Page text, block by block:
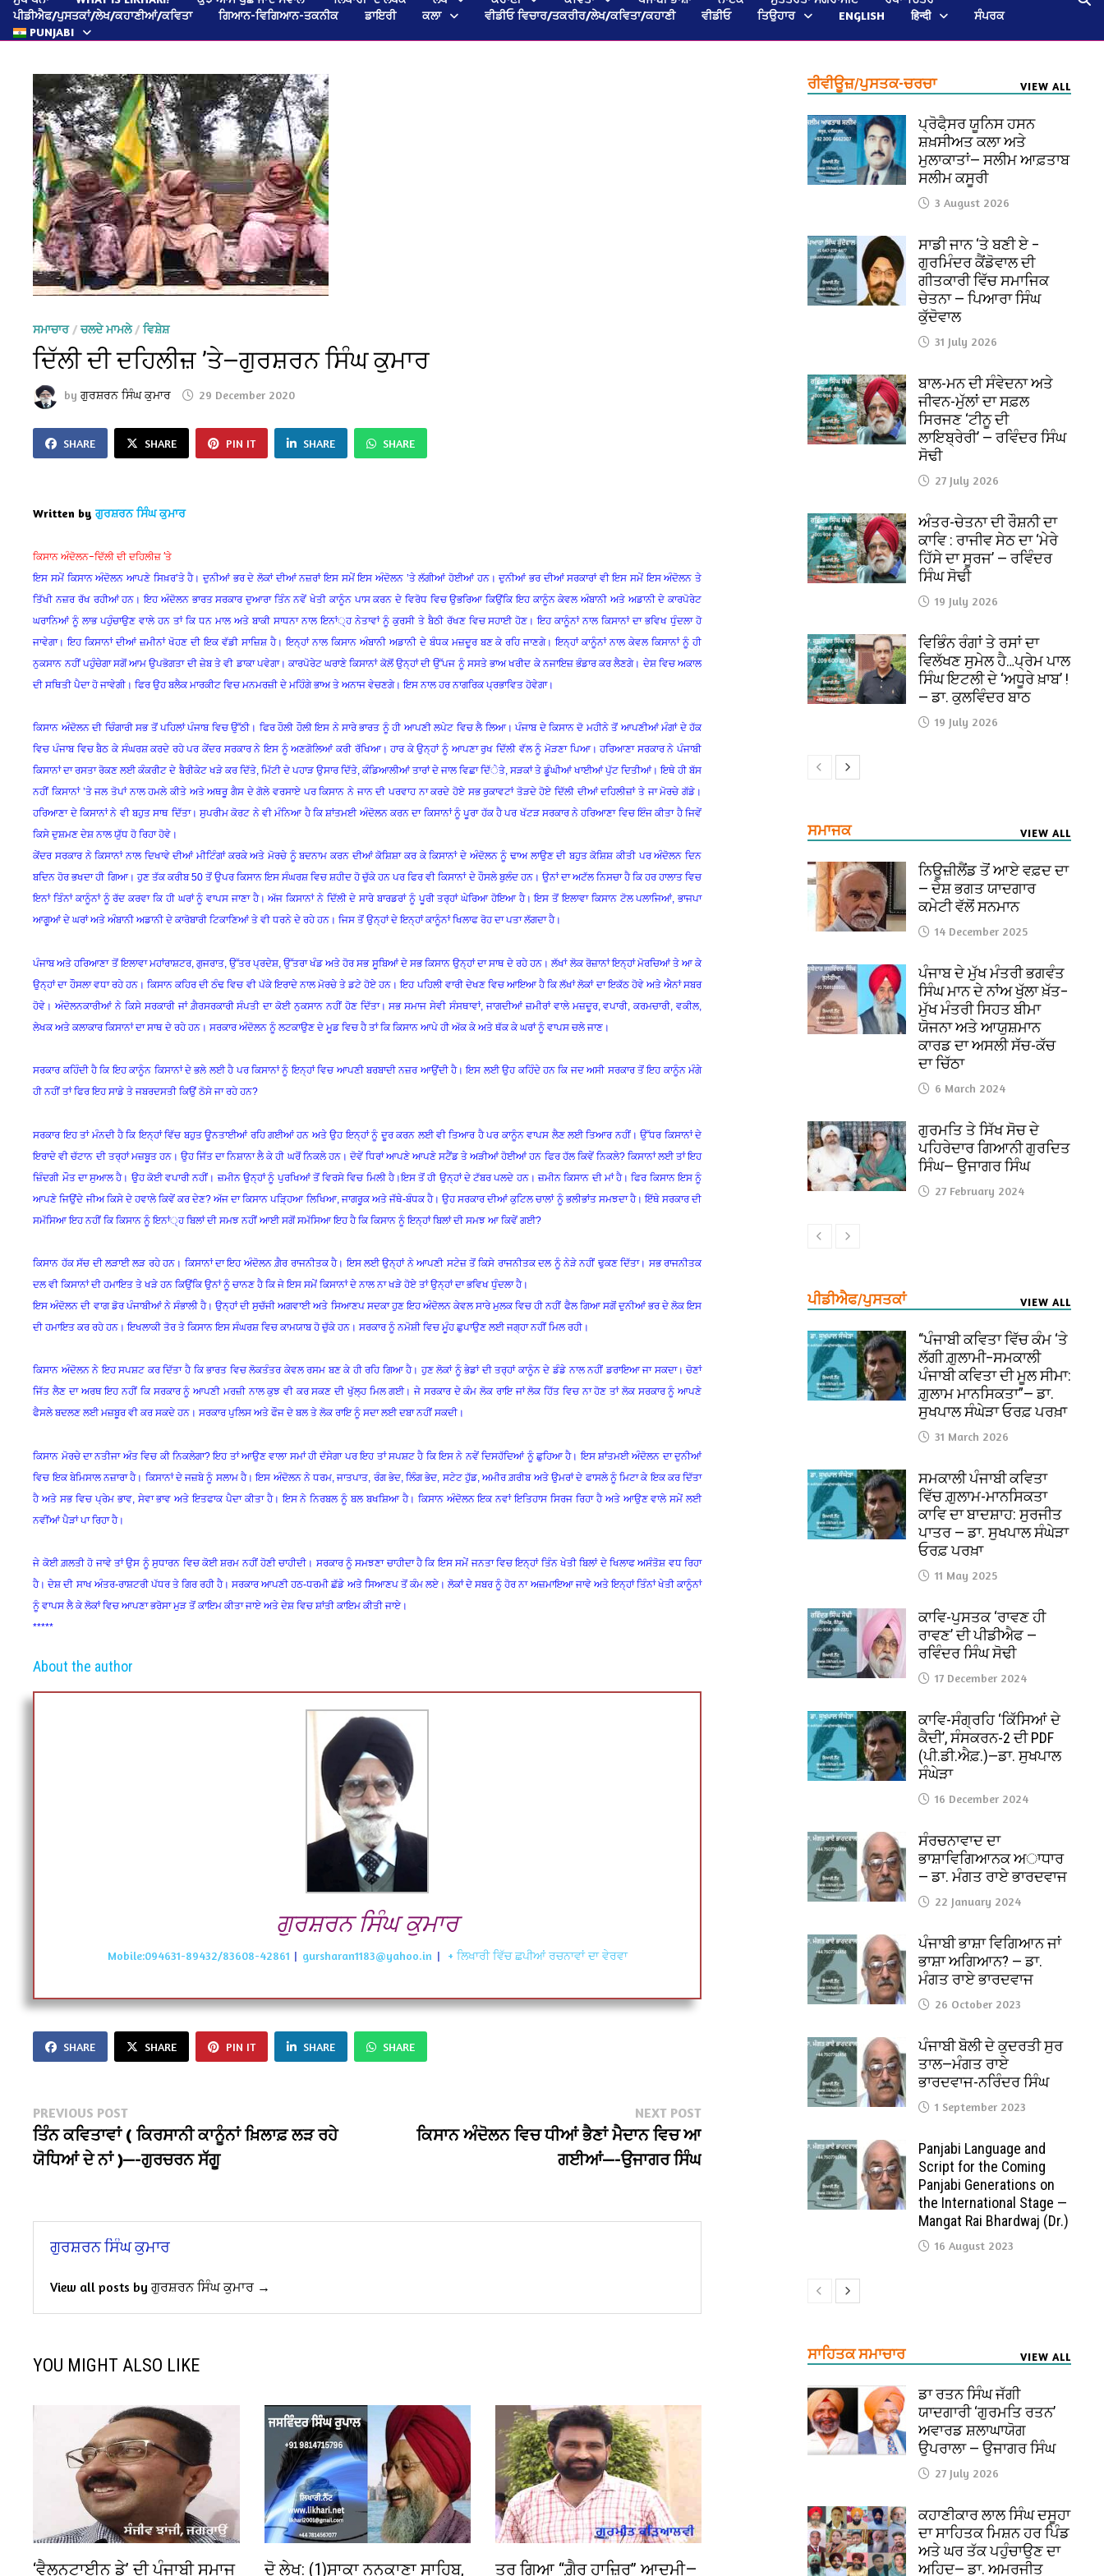
ਪੀਡੀਐਫ/ਪੁਸਤਕਾਂ/ਲੇਖ/ਕਹਾਣੀਆਂ/ਕਵਿਤਾ
ਗਿਆਨ-ਵਿਗਿਆਨ-ਤਕਨੀਕ ਡਾਇਰੀ ਕਲਾ ਵੀਡੀਓ ਵਿਚਾਰ/ਤਕਰੀਰ/ਲੇਖ/ਕਵਿਤਾ/ਕਹਾਣੀ ਵੀਡੀਓ ਤਿਉਹਾਰ ENGLISH हिन्दी
ਸੰਪਰਕ
PUNJABI
ਸਮਾਚਾਰ/ਚਲਦੇ ਮਾਮਲੇ/ਵਿਸ਼ੇਸ਼
ਦਿੱਲੀ ਦੀ ਦਹਿਲੀਜ਼ ’ਤੇ—ਗੁਰਸ਼ਰਨ ਸਿੰਘ ਕੁਮਾਰ
byਗੁਰਸ਼ਰਨ ਸਿੰਘ ਕੁਮਾਰ 29 December 2020
SHARE SHARE PIN IT SHARE SHARE
Written by ਗੁਰਸ਼ਰਨ ਸਿੰਘ ਕੁਮਾਰ
ਕਿਸਾਨ ਅੰਦੋਲਨ–ਦਿੱਲੀ ਦੀ ਦਹਿਲੀਜ਼ ’ਤੇ
ਇਸ ਸਮੇਂ ਕਿਸਾਨ ਅੰਦੋਲਨ ਆਪਣੇ ਸਿਖ਼ਰ’ਤੇ ਹੈ। ਦੁਨੀਆਂ ਭਰ ਦੇ ਲੋਕਾਂ ਦੀਆਂ ਨਜ਼ਰਾਂ ਇਸ ਸਮੇਂ ਇਸ ਅੰਦੋਲਨ ’ਤੇ ਲੱਗੀਆਂ ਹੋਈਆਂ ਹਨ। ਦੁਨੀਆਂ ਭਰ ਦੀਆਂ ਸਰਕਾਰਾਂ ਵੀ ਇਸ ਸਮੇਂ ਇਸ ਅੰਦੋਲਨ ਤੇ
ਤਿੱਖੀ ਨਜ਼ਰ ਰੱਖ ਰਹੀਆਂ ਹਨ। ਇਹ ਅੰਦੋਲਨ ਭਾਰਤ ਸਰਕਾਰ ਦੁਆਰਾ ਤਿੰਨ ਨਵੇਂ ਖੇਤੀ ਕਾਨੂੰਨ ਪਾਸ ਕਰਨ ਦੇ ਵਿਰੋਧ ਵਿਚ ਉਭਰਿਆ ਕਿਉਂਕਿ ਇਹ ਕਾਨੂੰਨ ਕੇਵਲ ਅੰਬਾਨੀ ਅਤੇ ਅਡਾਨੀ ਦੇ ਕਾਰਪੋਰੇਟ
ਘਰਾਨਿਆਂ ਨੂੰ ਲਾਭ ਪਹੁੰਚਾਉਣ ਵਾਲੇ ਹਨ ਤਾਂ ਕਿ ਧਨ ਮਾਲ ਅਤੇ ਬਾਕੀ ਸਾਧਨਾ ਨਾਲ ਇਨਾਂ੍ਹ ਨੇਤਾਵਾਂ ਨੂੰ ਕੁਰਸੀ ਤੇ ਬੈਠੀ ਰੱਖਣ ਵਿਚ ਸਹਾਈ ਹੋਣ। ਇਹ ਕਾਨੂੰਨਾਂ ਨਾਲ ਕਿਸਾਨਾਂ ਦਾ ਭਵਿਖ ਧੁੰਦਲਾ ਹੋ
ਜਾਵੇਗਾ। ਇਹ ਕਿਸਾਨਾਂ ਦੀਆਂ ਜ਼ਮੀਨਾਂ ਖੋਹਣ ਦੀ ਇਕ ਵੱਡੀ ਸਾਜ਼ਿਸ਼ ਹੈ। ਇਨ੍ਹਾਂ ਨਾਲ ਕਿਸਾਨ ਅੰਬਾਨੀ ਅਡਾਨੀ ਦੇ ਬੰਧਕ ਮਜ਼ਦੂਰ ਬਣ ਕੇ ਰਹਿ ਜਾਣਗੇ। ਇਨ੍ਹਾਂ ਕਾਨੂੰਨਾਂ ਨਾਲ ਕੇਵਲ ਕਿਸਾਨਾਂ ਨੂੰ ਹੀ
ਨੁਕਸਾਨ ਨਹੀਂ ਪਹੁੰਚੇਗਾ ਸਗੋਂ ਆਮ ਉਪਭੋਗਤਾ ਦੀ ਜ਼ੇਬ ਤੇ ਵੀ ਡਾਕਾ ਪਵੇਗਾ। ਕਾਰਪੋਰੇਟ ਘਰਾਣੇ ਕਿਸਾਨਾਂ ਕੋਲੋਂ ਉਨ੍ਹਾਂ ਦੀ ਉੱਪਜ ਨੂੰ ਸਸਤੇ ਭਾਅ ਖਰੀਦ ਕੇ ਨਜਾਇਜ਼ ਭੰਡਾਰ ਕਰ ਲੈਣਗੇ। ਦੇਸ਼ ਵਿਚ ਅਕਾਲ
ਦੀ ਸਥਿਤੀ ਪੈਦਾ ਹੋ ਜਾਵੇਗੀ। ਫਿਰ ਉਹ ਬਲੈਕ ਮਾਰਕੀਟ ਵਿਚ ਮਨਮਰਜ਼ੀ ਦੇ ਮਹਿੰਗੇ ਭਾਅ ਤੇ ਅਨਾਜ ਵੇਚਣਗੇ। ਇਸ ਨਾਲ ਹਰ ਨਾਗਰਿਕ ਪ੍ਰਭਾਵਿਤ ਹੋਵੇਗਾ।
ਕਿਸਾਨ ਅੰਦੋਲਨ ਦੀ ਚਿੰਗਾਰੀ ਸਭ ਤੋਂ ਪਹਿਲਾਂ ਪੰਜਾਬ ਵਿਚ ਉੱਠੀ। ਫਿਰ ਹੌਲੀ ਹੌਲੀ ਇਸ ਨੇ ਸਾਰੇ ਭਾਰਤ ਨੂੰ ਹੀ ਆਪਣੀ ਲਪੇਟ ਵਿਚ ਲੈ ਲਿਆ। ਪੰਜਾਬ ਦੇ ਕਿਸਾਨ ਦੋ ਮਹੀਨੇ ਤੋਂ ਆਪਣੀਆਂ ਮੰਗਾਂ ਦੇ ਹੱਕ
ਵਿਚ ਪੰਜਾਬ ਵਿਚ ਬੈਠ ਕੇ ਸੰਘਰਸ਼ ਕਰਦੇ ਰਹੇ ਪਰ ਕੇਂਦਰ ਸਰਕਾਰ ਨੇ ਇਸ ਨੂੰ ਅਣਗੋਲਿਆਂ ਕਰੀ ਰੱਖਿਆ। ਹਾਰ ਕੇ ਉਨ੍ਹਾਂ ਨੂੰ ਆਪਣਾ ਰੁਖ ਦਿੱਲੀ ਵੱਲ ਨੂੰ ਮੋੜਣਾ ਪਿਆ। ਹਰਿਆਣਾ ਸਰਕਾਰ ਨੇ ਪੰਜਾਬੀ
ਕਿਸਾਨਾਂ ਦਾ ਰਸਤਾ ਰੋਕਣ ਲਈ ਕੰਕਰੀਟ ਦੇ ਬੈਰੀਕੇਟ ਖੜੇ ਕਰ ਦਿੱਤੇ, ਮਿੱਟੀ ਦੇ ਪਹਾੜ ਉਸਾਰ ਦਿੱਤੇ, ਕੰਡਿਆਲੀਆਂ ਤਾਰਾਂ ਦੇ ਜਾਲ ਵਿਛਾ ਦਿੱੇਤੇ, ਸੜਕਾਂ ਤੇ ਡੂੰਘੀਆਂ ਖਾਈਆਂ ਪੁੱਟ ਦਿਤੀਆਂ। ਇਥੇ ਹੀ ਬੱਸ
ਨਹੀਂ ਕਿਸਾਨਾਂ ’ਤੇ ਜਲ ਤੋਪਾਂ ਨਾਲ ਹਮਲੇ ਕੀਤੇ ਅਤੇ ਅਥਰੂ ਗੈਸ ਦੇ ਗੋਲੇ ਵਰਸਾਏ ਪਰ ਕਿਸਾਨ ਨੇ ਜਾਨ ਦੀ ਪਰਵਾਹ ਨਾ ਕਰਦੇ ਹੋਏ ਸਭ ਰੁਕਾਵਟਾਂ ਤੋੜਦੇ ਹੋਏ ਦਿੱਲੀ ਦੀਆਂ ਦਹਿਲੀਜ਼ਾਂ ਤੇ ਜਾ ਮੋਰਚੇ ਗੱਡੇ।
ਹਰਿਆਣਾ ਦੇ ਕਿਸਾਨਾਂ ਨੇ ਵੀ ਬਹੁਤ ਸਾਥ ਦਿੱਤਾ। ਸੁਪਰੀਮ ਕੋਰਟ ਨੇ ਵੀ ਮੰਨਿਆ ਹੈ ਕਿ ਸ਼ਾਂਤਮਈ ਅੰਦੋਲਨ ਕਰਨ ਦਾ ਕਿਸਾਨਾਂ ਨੂੰ ਪੂਰਾ ਹੱਕ ਹੈ ਪਰ ਖੱਟੜ ਸਰਕਾਰ ਨੇ ਹਰਿਆਣਾ ਵਿਚ ਇੰਜ ਕੀਤਾ ਹੈ ਜਿਵੇਂ
ਕਿਸੇ ਦੁਸ਼ਮਣ ਦੇਸ਼ ਨਾਲ ਯੁੱਧ ਹੋ ਰਿਹਾ ਹੋਵੇ।
ਕੇਂਦਰ ਸਰਕਾਰ ਨੇ ਕਿਸਾਨਾਂ ਨਾਲ ਦਿਖਾਵੇ ਦੀਆਂ ਮੀਟਿੰਗਾਂ ਕਰਕੇ ਅਤੇ ਮੋਰਚੇ ਨੂੰ ਬਦਨਾਮ ਕਰਨ ਦੀਆਂ ਕੋਸ਼ਿਸ਼ਾ ਕਰ ਕੇ ਕਿਸਾਨਾਂ ਦੇ ਅੰਦੋਲਨ ਨੂੰ ਢਾਅ ਲਾਉਣ ਦੀ ਬਹੁਤ ਕੋਸ਼ਿਸ਼ ਕੀਤੀ ਪਰ ਅੰਦੋਲਨ ਦਿਨ
ਬਦਿਨ ਹੋਰ ਭਖਦਾ ਹੀ ਗਿਆ। ਹੁਣ ਤੱਕ ਕਰੀਬ 50 ਤੋਂ ਉਪਰ ਕਿਸਾਨ ਇਸ ਸੰਘਰਸ਼ ਵਿਚ ਸ਼ਹੀਦ ਹੋ ਚੁੱਕੇ ਹਨ ਪਰ ਫਿਰ ਵੀ ਕਿਸਾਨਾਂ ਦੇ ਹੌਸਲੇ ਬੁਲੰਦ ਹਨ। ਉਨਾਂ ਦਾ ਅਟੱਲ ਨਿਸਚਾ ਹੈ ਕਿ ਹਰ ਹਾਲਾਤ ਵਿਚ
ਇਨਾਂ ਤਿੰਨਾਂ ਕਾਨੂੰਨਾਂ ਨੂੰ ਰੱਦ ਕਰਵਾ ਕਿ ਹੀ ਘਰਾਂ ਨੂੰ ਵਾਪਸ ਜਾਣਾ ਹੈ। ਅੱਜ ਕਿਸਾਨਾਂ ਨੇ ਦਿੱਲੀ ਦੇ ਸਾਰੇ ਬਾਰਡਰਾਂ ਨੂੰ ਪੂਰੀ ਤਰ੍ਹਾਂ ਘੇਰਿਆ ਹੋਇਆ ਹੈ। ਇਸ ਤੋਂ ਇਲਾਵਾ ਕਿਸਾਨ ਟੋਲ ਪਲਾਜਿਆਂ, ਭਾਜਪਾ
ਆਗੂਆਂ ਦੇ ਘਰਾਂ ਅਤੇ ਅੰਬਾਨੀ ਅਡਾਨੀ ਦੇ ਕਾਰੋਬਾਰੀ ਟਿਕਾਣਿਆਂ ਤੇ ਵੀ ਧਰਨੇ ਦੇ ਰਹੇ ਹਨ। ਜਿਸ ਤੋਂ ਉਨ੍ਹਾਂ ਦੇ ਇਨ੍ਹਾਂ ਕਾਨੂੰਨਾਂ ਖਿਲਾਫ ਰੋਹ ਦਾ ਪਤਾ ਲੱਗਦਾ ਹੈ।
ਪੰਜਾਬ ਅਤੇ ਹਰਿਆਣਾ ਤੋਂ ਇਲਾਵਾ ਮਹਾਂਰਾਸ਼ਟਰ, ਗੁਜਰਾਤ, ਉੱਤਰ ਪ੍ਰਦੇਸ਼, ਉੱਤਰਾ ਖੰਡ ਅਤੇ ਹੋਰ ਸਭ ਸੂਬਿਆਂ ਦੇ ਸਭ ਕਿਸਾਨ ਉਨ੍ਹਾਂ ਦਾ ਸਾਥ ਦੇ ਰਹੇ ਹਨ। ਲੱਖਾਂ ਲੋਕ ਰੋਜ਼ਾਨਾਂ ਇਨ੍ਹਾਂ ਮੋਰਚਿਆਂ ਤੇ ਆ ਕੇ
ਉਨ੍ਹਾਂ ਦਾ ਹੌਸਲਾ ਵਧਾ ਰਹੇ ਹਨ। ਕਿਸਾਨ ਕਹਿਰ ਦੀ ਠੰਢ ਵਿਚ ਵੀ ਪੱਕੇ ਇਰਾਦੇ ਨਾਲ ਮੋਰਚੇ ਤੇ ਡਟੇ ਹੋਏ ਹਨ। ਇਹ ਪਹਿਲੀ ਵਾਰੀ ਦੇਖਣ ਵਿਚ ਆਇਆ ਹੈ ਕਿ ਲੱਖਾਂ ਲੋਕਾਂ ਦਾ ਇਕੱਠ ਹੋਵੇ ਅਤੇ ਐਨਾਂ ਸਬਰ
ਹੋਵੇ। ਅੰਦੋਲਨਕਾਰੀਆਂ ਨੇ ਕਿਸੇ ਸਰਕਾਰੀ ਜਾਂ ਗ਼ੈਰਸਰਕਾਰੀ ਸੰਪਤੀ ਦਾ ਕੋਈ ਨੁਕਸਾਨ ਨਹੀਂ ਹੋਣ ਦਿੱਤਾ। ਸਭ ਸਮਾਜ ਸੇਵੀ ਸੰਸਥਾਵਾਂ, ਜਾਗਦੀਆਂ ਜ਼ਮੀਰਾਂ ਵਾਲੇ ਮਜ਼ਦੂਰ, ਵਪਾਰੀ, ਕਰਮਚਾਰੀ, ਵਕੀਲ,
ਲੇਖਕ ਅਤੇ ਕਲਾਕਾਰ ਕਿਸਾਨਾਂ ਦਾ ਸਾਥ ਦੇ ਰਹੇ ਹਨ। ਸਰਕਾਰ ਅੰਦੋਲਨ ਨੂੰ ਲਟਕਾਉਣ ਦੇ ਮੂਡ ਵਿਚ ਹੈ ਤਾਂ ਕਿ ਕਿਸਾਨ ਆਪੇ ਹੀ ਅੱਕ ਕੇ ਅਤੇ ਥੱਕ ਕੇ ਘਰਾਂ ਨੂੰ ਵਾਪਸ ਚਲੇ ਜਾਣ।
ਸਰਕਾਰ ਕਹਿੰਦੀ ਹੈ ਕਿ ਇਹ ਕਾਨੂੰਨ ਕਿਸਾਨਾਂ ਦੇ ਭਲੇ ਲਈ ਹੈ ਪਰ ਕਿਸਾਨਾਂ ਨੂੰ ਇਨ੍ਹਾਂ ਵਿਚ ਆਪਣੀ ਬਰਬਾਦੀ ਨਜ਼ਰ ਆਉਂਦੀ ਹੈ। ਇਸ ਲਈ ਉਹ ਕਹਿੰਦੇ ਹਨ ਕਿ ਜਦ ਅਸੀ ਸਰਕਾਰ ਤੋਂ ਇਹ ਕਾਨੂੰਨ ਮੰਗੇ
ਹੀ ਨਹੀਂ ਤਾਂ ਫਿਰ ਇਹ ਸਾਡੇ ਤੇ ਜਬਰਦਸਤੀ ਕਿਉਂ ਠੋਸੇ ਜਾ ਰਹੇ ਹਨ?
ਸਰਕਾਰ ਇਹ ਤਾਂ ਮੰਨਦੀ ਹੈ ਕਿ ਇਨ੍ਹਾਂ ਵਿੱਚ ਬਹੁਤ ਊਨਤਾਈਆਂ ਰਹਿ ਗਈਆਂ ਹਨ ਅਤੇ ਉਹ ਇਨ੍ਹਾਂ ਨੂੰ ਦੂਰ ਕਰਨ ਲਈ ਵੀ ਤਿਆਰ ਹੈ ਪਰ ਕਾਨੂੰਨ ਵਾਪਸ ਲੈਣ ਲਈ ਤਿਆਰ ਨਹੀਂ। ਉੱਧਰ ਕਿਸਾਨਾਂ ਦੇ
ਇਰਾਦੇ ਵੀ ਚੱਟਾਨ ਦੀ ਤਰ੍ਹਾਂ ਮਜ਼ਬੂਤ ਹਨ। ਉਹ ਜਿੱਤ ਦਾ ਨਿਸ਼ਾਨਾ ਲੈ ਕੇ ਹੀ ਘਰੋਂ ਨਿਕਲੇ ਹਨ। ਦੋਵੇਂ ਧਿਰਾਂ ਆਪਣੇ ਆਪਣੇ ਸਟੈਂਡ ਤੇ ਅੜੀਆਂ ਹੋਈਆਂ ਹਨ ਫਿਰ ਹੱਲ ਕਿਵੇਂ ਨਿਕਲੇ? ਕਿਸਾਨਾਂ ਲਈ ਤਾਂ ਇਹ
ਜ਼ਿੰਦਗੀ ਮੌਤ ਦਾ ਸੁਆਲ ਹੈ। ਉਹ ਕੋਈ ਵਪਾਰੀ ਨਹੀਂ। ਜ਼ਮੀਨ ਉਨ੍ਹਾਂ ਨੂੰ ਪੁਰਖਿਆਂ ਤੋਂ ਵਿਰਸੇ ਵਿਚ ਮਿਲੀ ਹੈ।ਇਸ ਤੋਂ ਹੀ ਉਨ੍ਹਾਂ ਦੇ ਟੱਬਰ ਪਲਦੇ ਹਨ। ਜ਼ਮੀਨ ਕਿਸਾਨ ਦੀ ਮਾਂ ਹੈ। ਫਿਰ ਕਿਸਾਨ ਇਸ ਨੂੰ
ਆਪਣੇ ਜਿਉਂਦੇ ਜੀਅ ਕਿਸੇ ਦੇ ਹਵਾਲੇ ਕਿਵੇਂ ਕਰ ਦੇਣ? ਅੱਜ ਦਾ ਕਿਸਾਨ ਪੜ੍ਹਿਆ ਲਿਖਿਆ, ਜਾਗਰੂਕ ਅਤੇ ਜੱਥੇ-ਬੰਧਕ ਹੈ। ਉਹ ਸਰਕਾਰ ਦੀਆਂ ਕੁਟਿਲ ਚਾਲਾਂ ਨੂੰ ਭਲੀਭਾਂਤ ਸਮਝਦਾ ਹੈ। ਇੱਥੇ ਸਰਕਾਰ ਦੀ
ਸਮੱਸਿਆ ਇਹ ਨਹੀਂ ਕਿ ਕਿਸਾਨ ਨੂੰ ਇਨਾਂ੍ਹ ਬਿਲਾਂ ਦੀ ਸਮਝ ਨਹੀਂ ਆਈ ਸਗੋਂ ਸਮੱਸਿਆ ਇਹ ਹੈ ਕਿ ਕਿਸਾਨ ਨੂੰ ਇਨ੍ਹਾਂ ਬਿਲਾਂ ਦੀ ਸਮਝ ਆ ਕਿਵੇਂ ਗਈ?
ਕਿਸਾਨ ਹੱਕ ਸੱਚ ਦੀ ਲੜਾਈ ਲੜ ਰਹੇ ਹਨ। ਕਿਸਾਨਾਂ ਦਾ ਇਹ ਅੰਦੋਲਨ ਗ਼ੈਰ ਰਾਜਨੀਤਕ ਹੈ। ਇਸ ਲਈ ਉਨ੍ਹਾਂ ਨੇ ਆਪਣੀ ਸਟੇਜ਼ ਤੋਂ ਕਿਸੇ ਰਾਜਨੀਤਕ ਦਲ ਨੂੰ ਨੇੜੇ ਨਹੀਂ ਢੁਕਣ ਦਿੱਤਾ। ਸਭ ਰਾਜਨੀਤਕ
ਦਲ ਵੀ ਕਿਸਾਨਾਂ ਦੀ ਹਮਾਇਤ ਤੇ ਖੜੇ ਹਨ ਕਿਉਂਕਿ ਉਨਾਂ ਨੂੰ ਚਾਨਣ ਹੈ ਕਿ ਜੇ ਇਸ ਸਮੇਂ ਕਿਸਾਨਾਂ ਦੇ ਨਾਲ ਨਾ ਖੜੇ ਹੋਏ ਤਾਂ ਉਨ੍ਹਾਂ ਦਾ ਭਵਿਖ ਧੁੰਦਲਾ ਹੈ।
ਇਸ ਅੰਦੋਲਨ ਦੀ ਵਾਗ ਡੋਰ ਪੰਜਾਬੀਆਂ ਨੇ ਸੰਭਾਲੀ ਹੈ। ਉਨ੍ਹਾਂ ਦੀ ਸੁਚੱਜੀ ਅਗਵਾਈ ਅਤੇ ਸਿਆਣਪ ਸਦਕਾ ਹੁਣ ਇਹ ਅੰਦੋਲਨ ਕੇਵਲ ਸਾਰੇ ਮੁਲਕ ਵਿਚ ਹੀ ਨਹੀਂ ਫੈਲ ਗਿਆ ਸਗੋਂ ਦੁਨੀਆਂ ਭਰ ਦੇ ਲੋਕ ਇਸ
ਦੀ ਹਮਾਇਤ ਕਰ ਰਹੇ ਹਨ। ਇਖਲਾਕੀ ਤੋਰ ਤੇ ਕਿਸਾਨ ਇਸ ਸੰਘਰਸ਼ ਵਿਚ ਕਾਮਯਾਬ ਹੋ ਚੁੱਕੇ ਹਨ। ਸਰਕਾਰ ਨੂੰ ਨਮੋਸ਼ੀ ਵਿਚ ਮੂੰਹ ਛੁਪਾਉਣ ਲਈ ਜਗ੍ਹਾ ਨਹੀਂ ਮਿਲ ਰਹੀ।
ਕਿਸਾਨ ਅੰਦੋਲਨ ਨੇ ਇਹ ਸਪਸ਼ਟ ਕਰ ਦਿੱਤਾ ਹੈ ਕਿ ਭਾਰਤ ਵਿਚ ਲੋਕਤੰਤਰ ਕੇਵਲ ਰਸਮ ਬਣ ਕੇ ਹੀ ਰਹਿ ਗਿਆ ਹੈ। ਹੁਣ ਲੋਕਾਂ ਨੂੰ ਭੇਡਾਂ ਦੀ ਤਰ੍ਹਾਂ ਕਾਨੂੰਨ ਦੇ ਡੰਡੇ ਨਾਲ ਨਹੀਂ ਡਰਾਇਆ ਜਾ ਸਕਦਾ। ਚੋਣਾਂ
ਜਿੱਤ ਲੈਣ ਦਾ ਅਰਥ ਇਹ ਨਹੀਂ ਕਿ ਸਰਕਾਰ ਨੂੰ ਆਪਣੀ ਮਰਜ਼ੀ ਨਾਲ ਕੁਝ ਵੀ ਕਰ ਸਕਣ ਦੀ ਖੁੱਲ੍ਹ ਮਿਲ ਗਈ। ਜੇ ਸਰਕਾਰ ਦੇ ਕੰਮ ਲੋਕ ਰਾਇ ਜਾਂ ਲੋਕ ਹਿੱਤ ਵਿਚ ਨਾ ਹੋਣ ਤਾਂ ਲੋਕ ਸਰਕਾਰ ਨੂੰ ਆਪਣੇ
ਫੈਸਲੇ ਬਦਲਣ ਲਈ ਮਜ਼ਬੂਰ ਵੀ ਕਰ ਸਕਦੇ ਹਨ। ਸਰਕਾਰ ਪੁਲਿਸ ਅਤੇ ਫੌਜ ਦੇ ਬਲ ਤੇ ਲੋਕ ਰਾਇ ਨੂੰ ਸਦਾ ਲਈ ਦਬਾ ਨਹੀਂ ਸਕਦੀ।
ਕਿਸਾਨ ਮੋਰਚੇ ਦਾ ਨਤੀਜਾ ਅੰਤ ਵਿਚ ਕੀ ਨਿਕਲੇਗਾ? ਇਹ ਤਾਂ ਆਉਣ ਵਾਲਾ ਸਮਾਂ ਹੀ ਦੱਸੇਗਾ ਪਰ ਇਹ ਤਾਂ ਸਪਸ਼ਟ ਹੈ ਕਿ ਇਸ ਨੇ ਨਵੇਂ ਦਿਸਹੱਦਿਆਂ ਨੂੰ ਛੁਹਿਆ ਹੈ। ਇਸ ਸ਼ਾਂਤਮਈ ਅੰਦੋਲਨ ਦਾ ਦੁਨੀਆਂ
ਵਿਚ ਇਕ ਬੇਮਿਸਾਲ ਨਜ਼ਾਰਾ ਹੈ। ਕਿਸਾਨਾਂ ਦੇ ਜਜ਼ਬੇ ਨੂੰ ਸਲਾਮ ਹੈ। ਇਸ ਅੰਦੋਲਨ ਨੇ ਧਰਮ, ਜਾਤਪਾਤ, ਰੰਗ ਭੇਦ, ਲਿੰਗ ਭੇਦ, ਸਟੇਟ ਹੁੱਡ, ਅਮੀਰ ਗ਼ਰੀਬ ਅਤੇ ਉਮਰਾਂ ਦੇ ਫਾਸਲੇ ਨੂੰ ਮਿਟਾ ਕੇ ਇਕ ਕਰ ਦਿੱਤਾ
ਹੈ ਅਤੇ ਸਭ ਵਿਚ ਪ੍ਰੇਮ ਭਾਵ, ਸੇਵਾ ਭਾਵ ਅਤੇ ਇਤਫਾਕ ਪੈਦਾ ਕੀਤਾ ਹੈ। ਇਸ ਨੇ ਨਿਰਬਲ ਨੂੰ ਬਲ ਬਖਸ਼ਿਆ ਹੈ। ਕਿਸਾਨ ਅੰਦੋਲਨ ਇਕ ਨਵਾਂ ਇਤਿਹਾਸ ਸਿਰਜ ਰਿਹਾ ਹੈ ਅਤੇ ਆਉਣ ਵਾਲੇ ਸਮੇਂ ਲਈ
ਨਵੀਂਆਂ ਪੈੜਾਂ ਪਾ ਰਿਹਾ ਹੈ।
ਜੇ ਕੋਈ ਗ਼ਲਤੀ ਹੋ ਜਾਵੇ ਤਾਂ ਉਸ ਨੂੰ ਸੁਧਾਰਨ ਵਿਚ ਕੋਈ ਸ਼ਰਮ ਨਹੀਂ ਹੋਣੀ ਚਾਹੀਦੀ। ਸਰਕਾਰ ਨੂੰ ਸਮਝਣਾ ਚਾਹੀਦਾ ਹੈ ਕਿ ਇਸ ਸਮੇਂ ਜਨਤਾ ਵਿਚ ਇਨ੍ਹਾਂ ਤਿੰਨ ਖੇਤੀ ਬਿਲਾਂ ਦੇ ਖਿਲਾਫ ਅਸੰਤੋਸ਼ ਵਧ ਰਿਹਾ
ਹੈ। ਦੇਸ਼ ਦੀ ਸਾਖ ਅੰਤਰ-ਰਾਸ਼ਟਰੀ ਪੱਧਰ ਤੇ ਗਿਰ ਰਹੀ ਹੈ। ਸਰਕਾਰ ਆਪਣੀ ਹਠ-ਧਰਮੀ ਛੱਡੇ ਅਤੇ ਸਿਆਣਪ ਤੋਂ ਕੰਮ ਲਏ। ਲੋਕਾਂ ਦੇ ਸਬਰ ਨੂੰ ਹੋਰ ਨਾ ਅਜ਼ਮਾਇਆ ਜਾਵੇ ਅਤੇ ਇਨ੍ਹਾਂ ਤਿੰਨਾਂ ਖੇਤੀ ਕਾਨੂੰਨਾਂ
ਨੂੰ ਵਾਪਸ ਲੈ ਕੇ ਲੋਕਾਂ ਵਿਚ ਆਪਣਾ ਭਰੋਸਾ ਮੁੜ ਤੋਂ ਕਾਇਮ ਕੀਤਾ ਜਾਏ ਅਤੇ ਦੇਸ਼ ਵਿਚ ਸ਼ਾਂਤੀ ਕਾਇਮ ਕੀਤੀ ਜਾਏ।
*****
About the author
ਗੁਰਸ਼ਰਨ ਸਿੰਘ ਕੁਮਾਰ
Mobile:094631-89432/83608-42861 | gursharan1183@yahoo.in | + ਲਿਖਾਰੀ ਵਿੱਚ ਛਪੀਆਂ ਰਚਨਾਵਾਂ ਦਾ ਵੇਰਵਾ
SHARE SHARE PIN IT SHARE SHARE
Post
navigation
PREVIOUS POSTPrevious
post:
ਤਿੰਨ ਕਵਿਤਾਵਾਂ ( ਕਿਰਸਾਨੀ ਕਾਨੂੰਨਾਂ ਖ਼ਿਲਾਫ਼ ਲੜ ਰਹੇ
ਯੋਧਿਆਂ ਦੇ ਨਾਂ )—-ਗੁਰਚਰਨ ਸੱਗੂ
NEXT POSTNext
post:
ਕਿਸਾਨ ਅੰਦੋਲਨ ਵਿਚ ਧੀਆਂ ਭੈਣਾਂ ਮੈਦਾਨ ਵਿਚ ਆ
ਗਈਆਂ—-ਉਜਾਗਰ ਸਿੰਘ
ਗੁਰਸ਼ਰਨ ਸਿੰਘ ਕੁਮਾਰ
View all posts by ਗੁਰਸ਼ਰਨ ਸਿੰਘ ਕੁਮਾਰ →
YOU MIGHT ALSO LIKE
‘ਵੈਲਨਟਾਈਨ ਡੇ’ ਦੀ ਪੰਜਾਬੀ ਸਮਾਜ ਦੋ ਲੇਖ: (1)ਸਾਕਾ ਨਨਕਾਣਾ ਸਾਹਿਬ, ਤੁਰ ਗਿਆ “ਗ਼ੈਰ ਹਾਜ਼ਿਰ” ਆਦਮੀ—
ਰੀਵੀਊਜ਼/ਪੁਸਤਕ-ਚਰਚਾ VIEW ALL
ਪ੍ਰੋਫੈ਼ਸਰ ਯੂਨਿਸ ਹਸਨ
ਸ਼ਖ਼ਸੀਅਤ ਕਲਾ ਅਤੇ
ਮੁਲਾਕਾਤਾਂ— ਸਲੀਮ ਆਫ਼ਤਾਬ
ਸਲੀਮ ਕਸੂਰੀ
3 August 2026
ਸਾਡੀ ਜਾਨ ‘ਤੇ ਬਣੀ ਏ –
ਗੁਰਮਿੰਦਰ ਕੈਂਡੋਵਾਲ ਦੀ
ਗੀਤਕਾਰੀ ਵਿੱਚ ਸਮਾਜਿਕ
ਚੇਤਨਾ — ਪਿਆਰਾ ਸਿੰਘ
ਕੁੱਦੋਵਾਲ
31 July 2026
ਬਾਲ-ਮਨ ਦੀ ਸੰਵੇਦਨਾ ਅਤੇ
ਜੀਵਨ-ਮੁੱਲਾਂ ਦਾ ਸਫ਼ਲ
ਸਿਰਜਣ ‘ਟੀਨੂ ਦੀ
ਲਾਇਬ੍ਰੇਰੀ’ — ਰਵਿੰਦਰ ਸਿੰਘ
ਸੋਢੀ
27 July 2026
ਅੰਤਰ-ਚੇਤਨਾ ਦੀ ਰੌਸ਼ਨੀ ਦਾ
ਕਾਵਿ : ਰਾਜੀਵ ਸੇਠ ਦਾ ‘ਮੇਰੇ
ਹਿੱਸੇ ਦਾ ਸੂਰਜ’ — ਰਵਿੰਦਰ
ਸਿੰਘ ਸੋਢੀ
19 July 2026
ਵਿਭਿੰਨ ਰੰਗਾਂ ਤੇ ਰਸਾਂ ਦਾ
ਵਿਲੱਖਣ ਸੁਮੇਲ ਹੈ…ਪ੍ਰੇਮ ਪਾਲ
ਸਿੰਘ ਇਟਲੀ ਦੇ ‘ਅਧੂਰੇ ਖ਼ਾਬ’ !
— ਡਾ. ਕੁਲਵਿੰਦਰ ਬਾਠ
19 July 2026
ਸਮਾਜਕ VIEW ALL
ਨਿਊਜ਼ੀਲੈਂਡ ਤੋਂ ਆਏ ਵਫ਼ਦ ਦਾ
— ਦੇਸ਼ ਭਗਤ ਯਾਦਗਾਰ
ਕਮੇਟੀ ਵੱਲੋਂ ਸਨਮਾਨ
14 December 2025
ਪੰਜਾਬ ਦੇ ਮੁੱਖ ਮੰਤਰੀ ਭਗਵੰਤ
ਸਿੰਘ ਮਾਨ ਦੇ ਨਾਂਅ ਖੁੱਲਾ ਖ਼ੱਤ–
ਮੁੱਖ ਮੰਤਰੀ ਸਿਹਤ ਬੀਮਾ
ਯੋਜਨਾ ਅਤੇ ਆਯੁਸ਼ਮਾਨ
ਕਾਰਡ ਦਾ ਅਸਲੀ ਸੱਚ-ਕੱਚ
ਦਾ ਚਿੱਠਾ
6 March 2024
ਗੁਰਮਤਿ ਤੇ ਸਿੱਖ ਸੋਚ ਦੇ
ਪਹਿਰੇਦਾਰ ਗਿਆਨੀ ਗੁਰਦਿਤ
ਸਿੰਘ— ਉਜਾਗਰ ਸਿੰਘ
27 February 2024
ਪੀਡੀਐਫ/ਪੁਸਤਕਾਂ VIEW ALL
“ਪੰਜਾਬੀ ਕਵਿਤਾ ਵਿੱਚ ਕੰਮ ‘ਤੇ
ਲੱਗੀ ਗ਼ੁਲਾਮੀ–ਸਮਕਾਲੀ
ਪੰਜਾਬੀ ਕਵਿਤਾ ਦੀ ਮੂਲ ਸੀਮਾ:
ਗ਼ੁਲਾਮ ਮਾਨਸਿਕਤਾ”— ਡਾ.
ਸੁਖਪਾਲ ਸੰਘੇੜਾ ਓਰਫ਼ ਪਰਖ਼ਾ
31 March 2026
ਸਮਕਾਲੀ ਪੰਜਾਬੀ ਕਵਿਤਾ
ਵਿੱਚ ਗ਼ੁਲਾਮ-ਮਾਨਸਿਕਤਾ
ਕਾਵਿ ਦਾ ਬਾਦਸ਼ਾਹ: ਸੁਰਜੀਤ
ਪਾਤਰ — ਡਾ. ਸੁਖਪਾਲ ਸੰਘੇੜਾ
ਓਰਫ਼ ਪਰਖ਼ਾ
11 May 2025
ਕਾਵਿ-ਪੁਸਤਕ ‘ਰਾਵਣ ਹੀ
ਰਾਵਣ’ ਦੀ ਪੀਡੀਐਫ —
ਰਵਿੰਦਰ ਸਿੰਘ ਸੋਢੀ
17 December 2024
ਕਾਵਿ-ਸੰਗ੍ਰਹਿ ‘ਕਿੱਸਿਆਂ ਦੇ
ਕੈਦੀ’, ਸੰਸਕਰਨ-2 ਦੀ PDF
(ਪੀ.ਡੀ.ਐਫ਼.)—ਡਾ. ਸੁਖਪਾਲ
ਸੰਘੇੜਾ
16 December 2024
ਸੰਰਚਨਾਵਾਦ ਦਾ
ਭਾਸ਼ਾਵਿਗਿਆਨਕ ਅਾਧਾਰ
— ਡਾ. ਮੰਗਤ ਰਾਏ ਭਾਰਦਵਾਜ
22 January 2024
ਪੰਜਾਬੀ ਭਾਸ਼ਾ ਵਿਗਿਆਨ ਜਾਂ
ਭਾਸ਼ਾ ਅਗਿਆਨ? — ਡਾ.
ਮੰਗਤ ਰਾਏ ਭਾਰਦਵਾਜ
26 October 2023
ਪੰਜਾਬੀ ਬੋਲੀ ਦੇ ਕੁਦਰਤੀ ਸੁਰ
ਤਾਲ—ਮੰਗਤ ਰਾਏ
ਭਾਰਦਵਾਜ-ਨਰਿੰਦਰ ਸਿੰਘ
1 September 2023
Panjabi Language and
Script for the Coming
Panjabi Generations on
the International Stage —
Mangat Rai Bhardwaj (Dr.)
16 August 2023
ਸਾਹਿਤਕ ਸਮਾਚਾਰ VIEW ALL
ਡਾ ਰਤਨ ਸਿੰਘ ਜੱਗੀ
ਯਾਦਗਾਰੀ ‘ਗੁਰਮਤਿ ਰਤਨ’
ਅਵਾਰਡ ਸ਼ਲਾਘਾਯੋਗ
ਉਪਰਾਲਾ — ਉਜਾਗਰ ਸਿੰਘ
27 July 2026
ਕਹਾਣੀਕਾਰ ਲਾਲ ਸਿੰਘ ਦਸੂਹਾ
ਦਾ ਸਾਹਿਤਕ ਮਿਸ਼ਨ ਹਰ ਪਿੰਡ
ਅਤੇ ਘਰ ਤੱਕ ਪਹੁੰਚਾਉਣ ਦਾ
ਅਹਿਦ— ਡਾ. ਅਮਰਜੀਤ